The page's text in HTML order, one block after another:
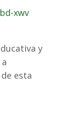
xwv
y
esta